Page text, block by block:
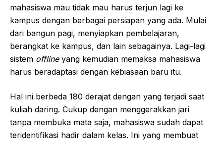
mahasiswa mau tidak mau harus terjun lagi ke
kampus dengan berbagai persiapan yang ada. Mulai
dari bangun pagi, menyiapkan pembelajaran,
berangkat ke kampus, dan lain sebagainya. Lagi-lagi
sistem offlineyang kemudian memaksa mahasiswa
harus beradaptasi dengan kebiasaan baru itu.
Hal ini berbeda 180 derajat dengan yang terjadi saat
kuliah daring. Cukup dengan menggerakkan jari
tanpa membuka mata saja, mahasiswa sudah dapat
teridentifikasi hadir dalam kelas. Ini yang membuat